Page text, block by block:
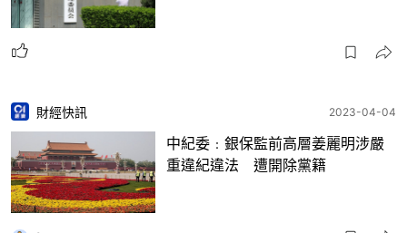
財經快訊 2023-04-04
中紀委﹕銀保監前高層姜麗明涉嚴
重違紀違法 遭開除黨籍